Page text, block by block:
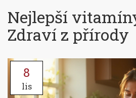
Nejlepší
Zdraví z přírody
8
lis